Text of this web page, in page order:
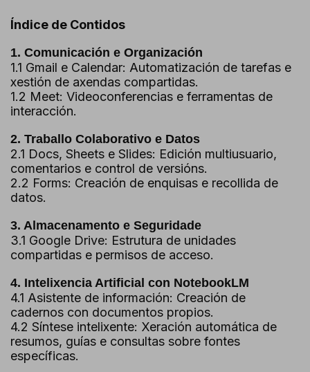
Índice de Contidos
1. Comunicación e Organización
1.1 Gmail e Calendar: Automatización de tarefas e
xestión de axendas compartidas.
1.2 Meet: Videoconferencias e ferramentas de
interacción.
2. Traballo Colaborativo e Datos
2.1 Docs, Sheets e Slides: Edición multiusuario,
comentarios e control de versións.
2.2 Forms: Creación de enquisas e recollida de
datos.
3. Almacenamento e Seguridade
3.1 Google Drive: Estrutura de unidades
compartidas e permisos de acceso.
4. Intelixencia Artificial con NotebookLM
4.1 Asistente de información: Creación de
cadernos con documentos propios.
4.2 Síntese intelixente: Xeración automática de
resumos, guías e consultas sobre fontes
específicas.